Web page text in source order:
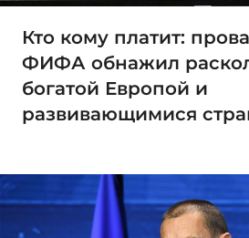
Кто кому платит:
ФИФА обнажил
богатой Европой и
развивающимися